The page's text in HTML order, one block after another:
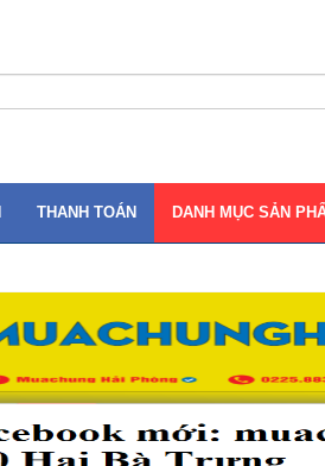
THANH TOÁN DANH MỤC SẢN